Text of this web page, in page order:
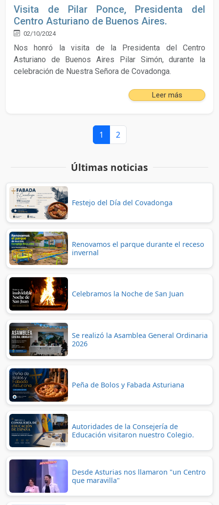
Visita de Pilar Ponce, Presidenta del
Centro Asturiano de Buenos Aires.
02/10/2024
Nos honró la visita de la Presidenta del Centro
Asturiano de Buenos Aires Pilar Simón, durante la
celebración de Nuestra Señora de Covadonga.
Leer más
1 2
Últimas noticias
Festejo del Día del Covadonga
Renovamos el parque durante el receso
invernal
Celebramos la Noche de San Juan
Se realizó la Asamblea General Ordinaria
2026
Peña de Bolos y Fabada Asturiana
Autoridades de la Consejería de
Educación visitaron nuestro Colegio.
Desde Asturias nos llamaron "un Centro
que maravilla"